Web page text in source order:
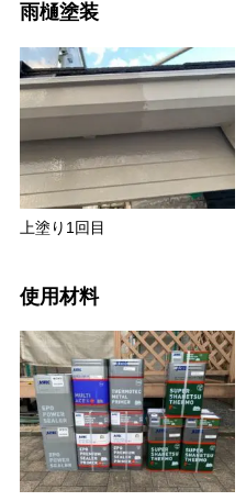
雨樋塗装
上塗り1回目
使用材料